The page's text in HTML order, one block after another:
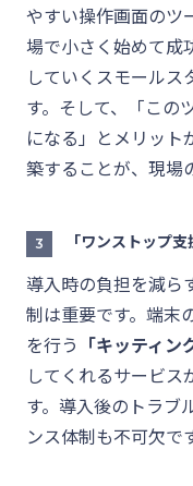
やすい操作画面のツ
場で小さく始めて成
していくスモールス
す。そして、「この
になる」とメリット
築することが、現場
3 「ワンストップ
導入時の負担を減ら
制は重要です。端末
を行う 「キッティン
してくれるサービス
す。導入後のトラブ
ンス体制も不可欠で